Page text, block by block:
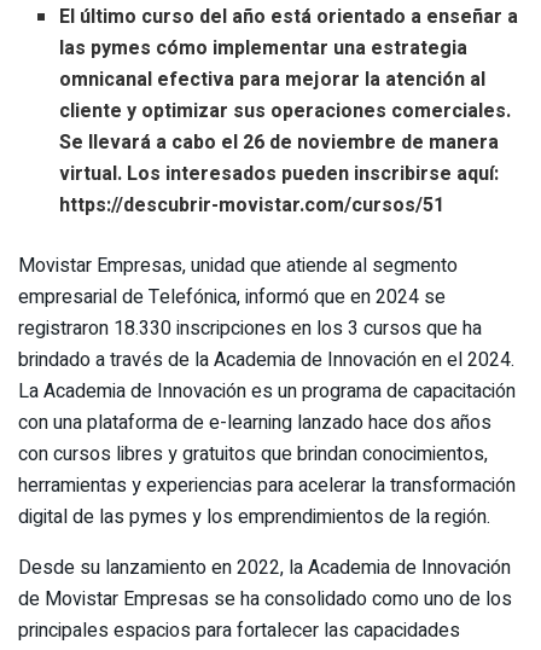
El último curso del año está orientado a enseñar a
las pymes cómo implementar una estrategia
omnicanal efectiva para mejorar la atención al
cliente y optimizar sus operaciones comerciales.
Se llevará a cabo el 26 de noviembre de manera
virtual. Los interesados pueden inscribirse aquí:
https://descubrir-movistar.com/cursos/51
Movistar Empresas, unidad que atiende al segmento
empresarial de Telefónica, informó que en 2024 se
registraron 18.330 inscripciones en los 3 cursos que ha
brindado a través de la Academia de Innovación en el 2024.
La Academia de Innovación es un programa de capacitación
con una plataforma de e-learning lanzado hace dos años
con cursos libres y gratuitos que brindan conocimientos,
herramientas y experiencias para acelerar la transformación
digital de las pymes y los emprendimientos de la región.
Desde su lanzamiento en 2022, la Academia de Innovación
de Movistar Empresas se ha consolidado como uno de los
principales espacios para fortalecer las capacidades